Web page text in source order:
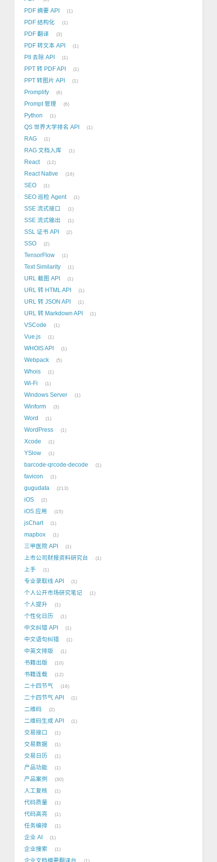
PDF 摘要 API 1
PDF 结构化 1
PDF 翻译 3
PDF 转文本 API 1
PII 去除 API 1
PPT 转 PDF API 1
PPT 转图片 API 1
Promplify 6
Prompt 管理 6
Python 1
QS 世界大学排名 API 1
RAG 1
RAG 文档入库 1
React 12
React Native 16
SEO 1
SEO 巡检 Agent 1
SSE 流式接口 1
SSE 流式输出 1
SSL 证书 API 2
SSO 2
TensorFlow 1
Text Similarity 1
URL 截图 API 1
URL 转 HTML API 1
URL 转 JSON API 1
URL 转 Markdown API 1
VSCode 1
Vue.js 1
WHOIS API 1
Webpack 5
Whois 1
Wi-Fi 1
Windows Server 1
Winform 3
Word 1
WordPress 1
Xcode 1
YSlow 1
barcode-qrcode-decode 1
favicon 1
gugudata 213
iOS 2
iOS 应用 15
jsChart 1
mapbox 1
三甲医院 API 1
上市公司财报资料研究台 1
上手 1
专业录取线 API 1
个人公开市场研究笔记 1
个人提升 1
个性化日历 1
中文纠错 API 1
中文语句纠错 1
中英文排版 1
书籍出版 10
书籍连载 12
二十四节气 16
二十四节气 API 1
二维码 2
二维码生成 API 1
交易接口 1
交易数据 1
交易日历 1
产品功能 1
产品案例 30
人工复核 1
代码质量 1
代码高亮 1
任务编排 1
企业 AI 1
企业搜索 1
企业文档摘要翻译台 1